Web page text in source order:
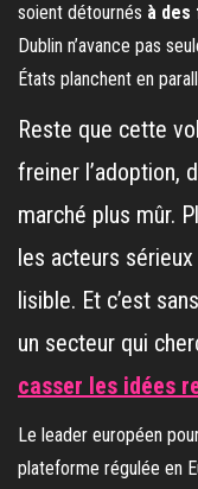
soient détournés à des
Dublin n’avance pas
États planchent en
Reste que cette
freiner l’adoption,
marché plus mûr.
les acteurs
lisible. Et c’est
un secteur qui
casser les idées
Le leader européen
plateforme régulée en